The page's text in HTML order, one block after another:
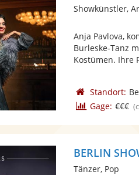
Showkünstler,
Anja Pavlova,
Burleske-Tanz
Kostümen. Ihre
Standort:
Gage: €€€
BERLIN
Tänzer, Pop